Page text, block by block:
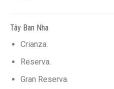
Tây Ban Nha
Crianza.
Reserva.
Gran Reserva.